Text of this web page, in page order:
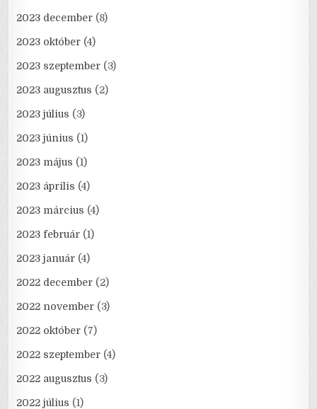
2023 december (8)
2023 október (4)
2023 szeptember (3)
2023 augusztus (2)
2023 július (3)
2023 június (1)
2023 május (1)
2023 április (4)
2023 március (4)
2023 február (1)
2023 január (4)
2022 december (2)
2022 november (3)
2022 október (7)
2022 szeptember (4)
2022 augusztus (3)
2022 július (1)